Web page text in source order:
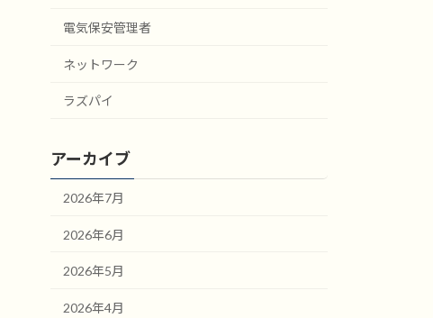
電気保安管理者
ネットワーク
ラズパイ
アーカイブ
2026年7月
2026年6月
2026年5月
2026年4月